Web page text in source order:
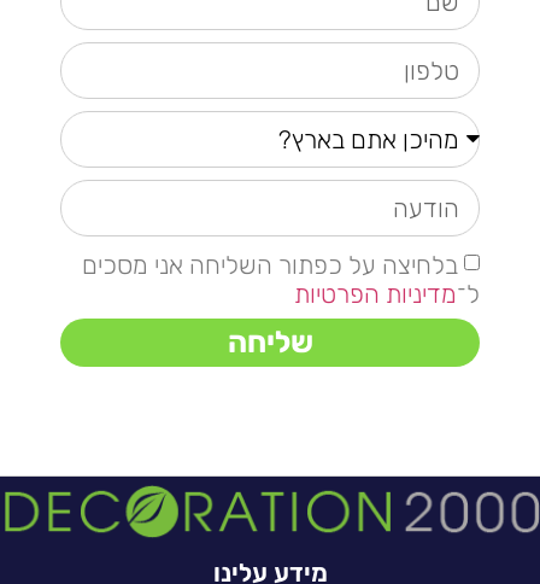
בלחיצה על כפתור השליחה אני מסכים
ל־מדיניות הפרטיות
שליחה
מידע עלינו